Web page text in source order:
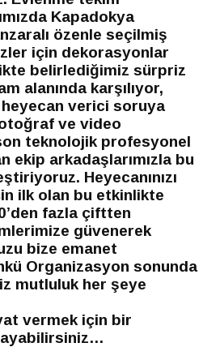
Kapadokya
özenle seçilmiş
için dekorasyonlar
belirlediğimiz sürpriz
alanında karşılıyor,
heyecan verici soruya
ve video
teknolojik profesyonel
ekip arkadaşlarımızla bu
Heyecanınızı
ilk olan bu etkinlikte
fazla çiftten
güvenerek
bize emanet
Organizasyon sonunda
mutluluk her şeye
vermek için bir